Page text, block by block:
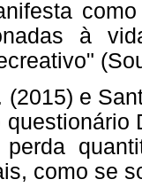
à
(2015) e
perda
como se